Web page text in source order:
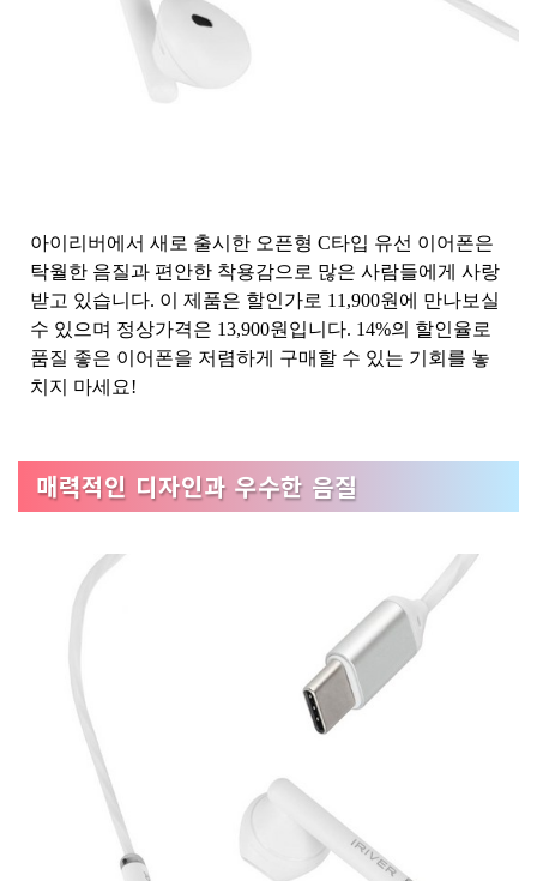
아이리버에서 새로 출시한 오픈형 C타입 유선 이어폰은
탁월한 음질과 편안한 착용감으로 많은 사람들에게 사랑
받고 있습니다. 이 제품은 할인가로 11,900원에 만나보실
수 있으며 정상가격은 13,900원입니다. 14%의 할인율로
품질 좋은 이어폰을 저렴하게 구매할 수 있는 기회를 놓
치지 마세요!
매력적인 디자인과 우수한 음질